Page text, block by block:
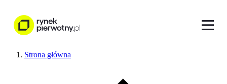
Strona główna